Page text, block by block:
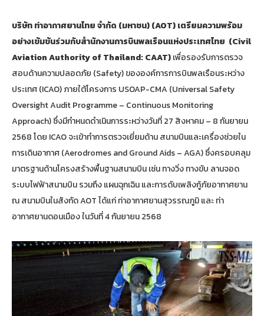
บริษัท ท่าอากาศยานไทย จำกัด (มหาชน) (AOT)เตรียมความพร้อม
อย่างเข้มข้นร่วมกับสำนักงานการบินพลเรือนแห่งประเทศไทย (Civil
Aviation Authority of Thailand: CAAT)เพื่อรองรับการตรวจ
สอบด้านความปลอดภัย (Safety) ขององค์การการบินพลเรือนระหว่าง
ประเทศ (ICAO) ภายใต้โครงการ USOAP-CMA (Universal Safety
Oversight Audit Programme – Continuous Monitoring
Approach) ซึ่งมีกำหนดดำเนินการระหว่างวันที่ 27 สิงหาคม – 8 กันยายน
2568 โดย ICAO จะเข้าทำการตรวจเยี่ยมด้าน สนามบินและเครื่องช่วยใน
การเดินอากาศ (Aerodromes and Ground Aids – AGA) ซึ่งครอบคลุม
มาตรฐานด้านโครงสร้างพื้นฐานสนามบิน เช่น ทางวิ่ง ทางขับ ลานจอด
ระบบไฟฟ้าสนามบิน รวมถึง แผนฉุกเฉิน และการดับเพลิงกู้ภัยอากาศยาน
ณ สนามบินในสังกัด AOT ได้แก่ ท่าอากาศยานสุวรรณภูมิ และ ท่า
อากาศยานดอนเมือง ในวันที่ 4 กันยายน 2568